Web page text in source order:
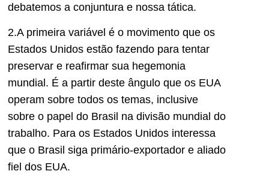
debatemos a conjuntura e nossa tática.
2.A primeira variável é o movimento que os
Estados Unidos estão fazendo para tentar
preservar e reafirmar sua hegemonia
mundial. É a partir deste ângulo que os EUA
operam sobre todos os temas, inclusive
sobre o papel do Brasil na divisão mundial do
trabalho. Para os Estados Unidos interessa
que o Brasil siga primário-exportador e aliado
fiel dos EUA.